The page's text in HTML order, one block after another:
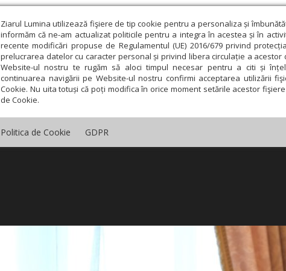
Ziarul Lumina utilizează fişiere de tip cookie pentru a personaliza și
informăm că ne-am actualizat politicile pentru a integra în acestea și în
recente modificări propuse de Regulamentul (UE) 2016/679 privind
prelucrarea datelor cu caracter personal și privind libera circulație a
Website-ul nostru te rugăm să aloci timpul necesar pentru a citi și
continuarea navigării pe Website-ul nostru confirmi acceptarea utilizării
Cookie. Nu uita totuși că poți modifica în orice moment setările acestor
de Cookie.
Politica de Cookie GDPR